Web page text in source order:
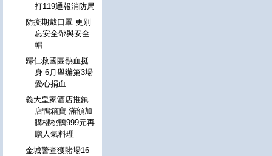
打119通報消防局
防疫期戴口罩 更別
忘安全帶與安全
帽
歸仁救國團熱血挺
身 6月舉辦第3場
愛心捐血
義大皇家酒店推鎮
店鴨箱寶 滿額加
購櫻桃鴨999元再
贈人氣料理
金城警查獲賭場16